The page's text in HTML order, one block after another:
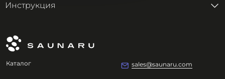
Инструкция
Каталог sales@saunaru.com